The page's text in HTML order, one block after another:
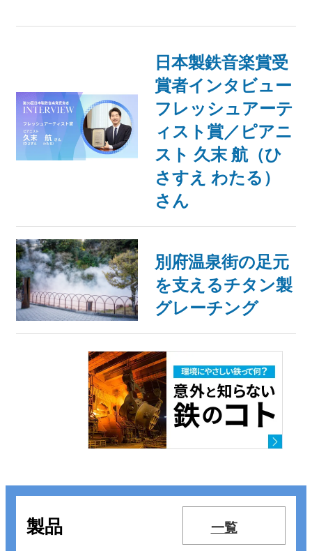
日本製鉄音楽賞受
賞者インタビュー
フレッシュアーテ
ィスト賞／ピアニ
スト 久末 航（ひ
さすえ わたる）
さん
別府温泉街の足元
を支えるチタン製
グレーチング
製品 一覧